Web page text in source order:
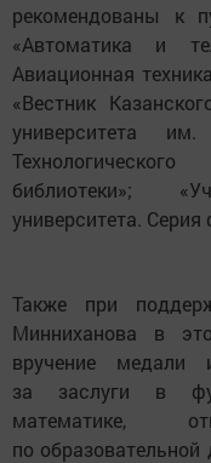
рекомендованы к
«Автоматика и
Авиационная
«Вестник
университета
библиотеки»;
университета.
Также при
Минниханова в
вручение медали
за заслуги в
математике,
по образовательной